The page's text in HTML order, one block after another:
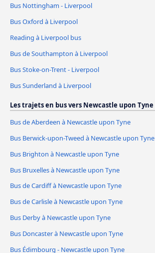
Bus Nottingham - Liverpool
Bus Oxford à Liverpool
Reading à Liverpool bus
Bus de Southampton à Liverpool
Bus Stoke-on-Trent - Liverpool
Bus Sunderland à Liverpool
Les trajets en bus vers Newcastle upon Tyne
Bus de Aberdeen à Newcastle upon Tyne
Bus Berwick-upon-Tweed à Newcastle upon Tyne
Bus Brighton à Newcastle upon Tyne
Bus Bruxelles à Newcastle upon Tyne
Bus de Cardiff à Newcastle upon Tyne
Bus de Carlisle à Newcastle upon Tyne
Bus Derby à Newcastle upon Tyne
Bus Doncaster à Newcastle upon Tyne
Bus Édimbourg - Newcastle upon Tyne